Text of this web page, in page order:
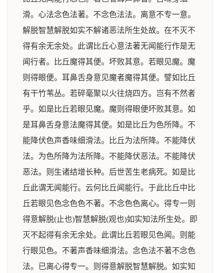
滑。心法念色法著。不念色法法。离意不专一意。
解脱智慧解脱如实不解诸恶法所生处故。在不灭不
得有余无余处。此谓比丘心意法著无闻能行作是无
闻行者。比丘魔得其便。坏败其意。若眼见魔。魔
则得眼便。耳鼻舌身意见魔者魔得其便。譬如比丘
有干竹苇丛。若碎毫聚以火往烧四方。岂有不然者
乎。如是比丘若眼见魔。魔则得眼便坏败其意。如
是耳鼻舌身意法魔得其便。如是比丘为色所降。不
能降伏色声香味细滑法。比丘为法所降。不能降伏
法。为色所降为法所降。不能降伏恶法。不能降伏
恶法。则生诸结增长种。后世苦生老病死。如是比
丘此谓无闻能行。云何比丘闻能行。于此比丘中比
丘若眼见色念色色不著。不念色色离心。得专一则
得意解脱(止也)智慧解脱(观也)如实知法所生处。即
灭不起得有余无余处。此谓比丘若眼见色闻。则能
行眼见色。不著声香味细滑法。念色法不著不念色
法。已离心得专一。则得意解脱智慧解脱。如实知